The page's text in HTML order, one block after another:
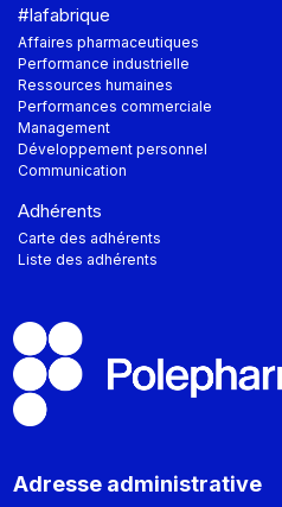
Adresse administrative
#lafabrique
Affaires pharmaceutiques
Performance industrielle
Ressources humaines
Performances commerciale
Management
Développement personnel
Communication
Adhérents
Carte des adhérents
Liste des adhérents